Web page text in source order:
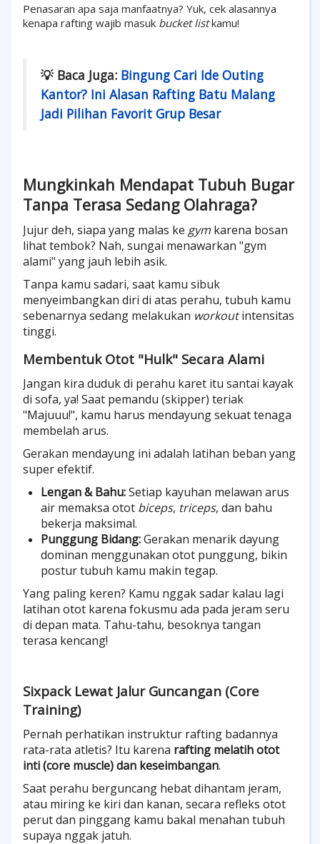
Penasaran apa saja manfaatnya? Yuk, cek alasannya
kenapa rafting wajib masuk bucket listkamu!
💡 Baca Juga: Bingung Cari Ide Outing
Kantor? Ini Alasan Rafting Batu Malang
Jadi Pilihan Favorit Grup Besar
Mungkinkah Mendapat Tubuh Bugar
Tanpa Terasa Sedang Olahraga?
Jujur deh, siapa yang malas ke gym karena bosan
lihat tembok? Nah, sungai menawarkan "gym
alami" yang jauh lebih asik.
Tanpa kamu sadari, saat kamu sibuk
menyeimbangkan diri di atas perahu, tubuh kamu
sebenarnya sedang melakukan workoutintensitas
tinggi.
Membentuk Otot "Hulk" Secara Alami
Jangan kira duduk di perahu karet itu santai kayak
di sofa, ya! Saat pemandu (skipper) teriak
"Majuuu!", kamu harus mendayung sekuat tenaga
membelah arus.
Gerakan mendayung ini adalah latihan beban yang
super efektif.
Lengan & Bahu:Setiap kayuhan melawan arus
air memaksa otot biceps, triceps, dan bahu
bekerja maksimal.
Punggung Bidang:Gerakan menarik dayung
dominan menggunakan otot punggung, bikin
postur tubuh kamu makin tegap.
Yang paling keren? Kamu nggak sadar kalau lagi
latihan otot karena fokusmu ada pada jeram seru
di depan mata. Tahu-tahu, besoknya tangan
terasa kencang!
Sixpack Lewat Jalur Guncangan (Core
Training)
Pernah perhatikan instruktur rafting badannya
rata-rata atletis? Itu karena rafting melatih otot
inti (core muscle) dan keseimbangan.
Saat perahu berguncang hebat dihantam jeram,
atau miring ke kiri dan kanan, secara refleks otot
perut dan pinggang kamu bakal menahan tubuh
supaya nggak jatuh.